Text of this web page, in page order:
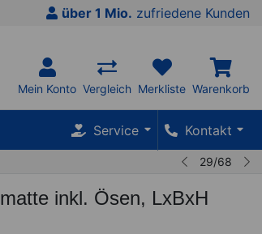
über 1 Mio. zufriedene Kunden
Mein Konto Vergleich Merkliste Warenkorb
Service Kontakt
29/68
inkl. Ösen, LxBxH